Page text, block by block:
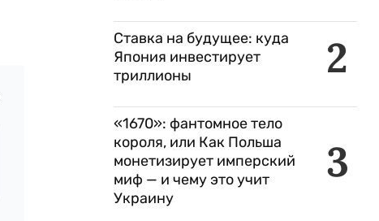
2
Ставка на будущее: куда
Япония инвестирует
триллионы
3
«1670»: фантомное тело
короля, или Как Польша
монетизирует имперский
миф — и чему это учит
Украину